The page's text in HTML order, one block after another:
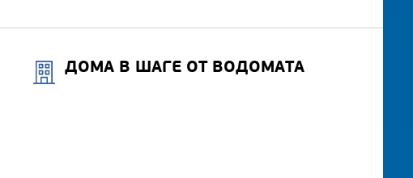
ДОМА В ШАГЕ ОТ ВОДОМАТА